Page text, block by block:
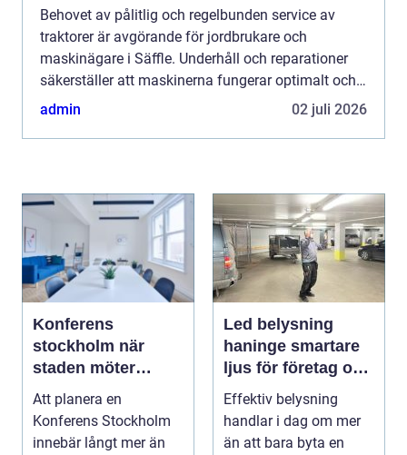
Behovet av pålitlig och regelbunden service av
traktorer är avgörande för jordbrukare och
maskinägare i Säffle. Underhåll och reparationer
säkerställer att maskinerna fungerar optimalt och
håller l...
admin 02 juli 2026
Konferens
stockholm när
staden möter
skärgård och
landsbygd
Att planera en
Konferens Stockholm
innebär långt mer än
Led belysning
haninge smartare
ljus för företag och
fastigheter
Effektiv belysning
handlar i dag om mer
än att bara byta en